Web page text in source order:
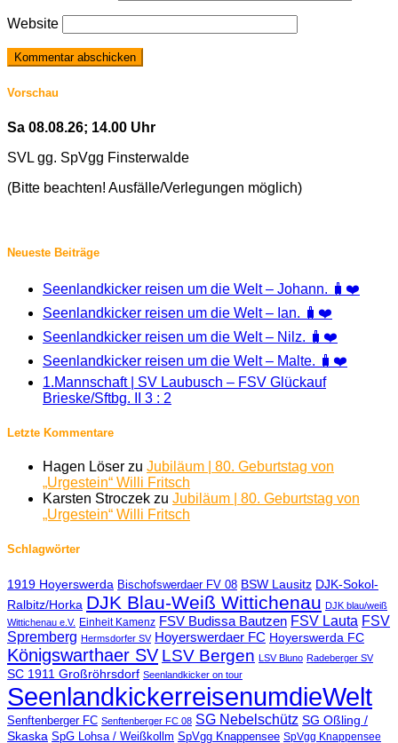
Website
Vorschau
Sa 08.08.26; 14.00 Uhr
SVL gg. SpVgg Finsterwalde
(Bitte beachten! Ausfälle/Verlegungen möglich)
Neueste Beiträge
Seenlandkicker reisen um die Welt – Johann. 🧳❤️
Seenlandkicker reisen um die Welt – Ian. 🧳❤️
Seenlandkicker reisen um die Welt – Nilz. 🧳❤️
Seenlandkicker reisen um die Welt – Malte. 🧳❤️
1.Mannschaft | SV Laubusch – FSV Glückauf
Brieske/Sftbg. II 3 : 2
Letzte Kommentare
Hagen Löser zu Jubiläum | 80. Geburtstag von
„Urgestein“ Willi Fritsch
Karsten Stroczek zu Jubiläum | 80. Geburtstag von
„Urgestein“ Willi Fritsch
Schlagwörter
1919 Hoyerswerda Bischofswerdaer FV 08 BSW Lausitz DJK-Sokol-
Ralbitz/Horka DJK Blau-Weiß Wittichenau DJK blau/weiß
Wittichenau e.V. Einheit Kamenz FSV Budissa Bautzen FSV Lauta FSV
Spremberg Hermsdorfer SV Hoyerswerdaer FC Hoyerswerda FC
Königswarthaer SV LSV Bergen LSV Bluno Radeberger SV
SC 1911 Großröhrsdorf Seenlandkicker on tour
SeenlandkickerreisenumdieWelt
Senftenberger FC Senftenberger FC 08 SG Nebelschütz SG Oßling /
Skaska SpG Lohsa / Weißkollm SpVgg Knappensee SpVgg Knappensee